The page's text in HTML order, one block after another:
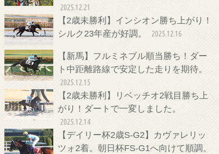
2025.12.21
【2歳未勝利】インシオン勝ち上がり！
シルク23年産が好調。
2025.12.16
【新馬】フルミネブル順当勝ち！ダー
ト中距離路線で安定した走りを期待。
2025.12.15
【2歳未勝利】リベッチオ2戦目勝ち上
がり！ダートで一変しました。
2025.12.14
【デイリー杯2歳S-G2】カヴァレリッ
ツォ2着。朝日杯FS-G1へ向けて順調。